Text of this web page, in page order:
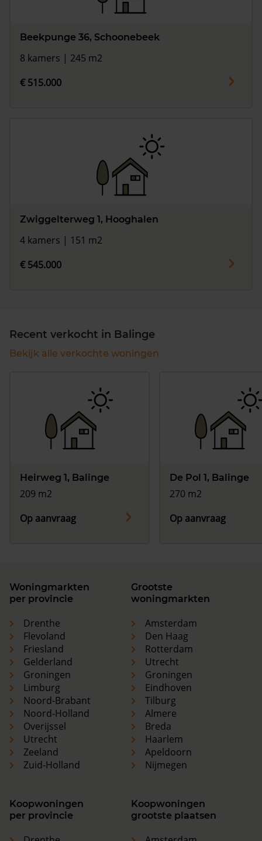
Beekpunge 36, Schoonebeek
8 kamers | 245 m2
€ 515.000
Zwiggelterweg 1, Hooghalen
4 kamers | 151 m2
€ 545.000
Recent verkocht in Balinge
Bekijk alle verkochte woningen
Heirweg 1, Balinge
209 m2
Op aanvraag
De Pol 1, Balinge
270 m2
Op aanvraag
Woningmarkten
per provincie
Drenthe
Flevoland
Friesland
Gelderland
Groningen
Limburg
Noord-Brabant
Noord-Holland
Overijssel
Utrecht
Zeeland
Zuid-Holland
Grootste
woningmarkten
Amsterdam
Den Haag
Rotterdam
Utrecht
Groningen
Eindhoven
Tilburg
Almere
Breda
Haarlem
Apeldoorn
Nijmegen
Koopwoningen
per provincie
Koopwoningen
grootste plaatsen